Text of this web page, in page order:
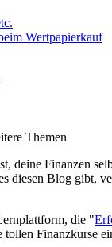
Wertpapierkauf
Themen
deine Finanzen
diesen Blog gibt,
die "
tollen Finanzkurse